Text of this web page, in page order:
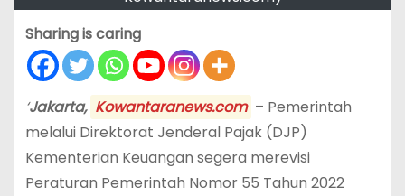
Sharing is caring
‘Jakarta, Kowantaranews.com – Pemerintah
melalui Direktorat Jenderal Pajak (DJP)
Kementerian Keuangan segera merevisi
Peraturan Pemerintah Nomor 55 Tahun 2022